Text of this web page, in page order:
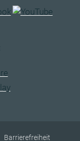
Barrierefreiheit